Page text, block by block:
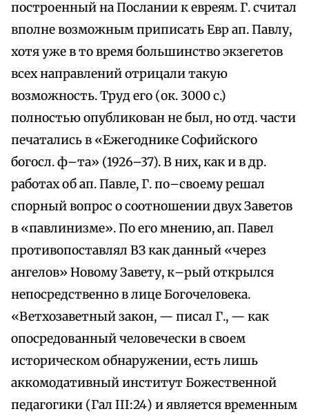
построенный на Послании к евреям. Г. считал
вполне возможным приписать Евр ап. Павлу,
хотя уже в то время большинство экзегетов
всех направлений отрицали такую
возможность. Труд его (ок. 3000 с.)
полностью опубликован не был, но отд. части
печатались в «Ежегоднике Софийского
богосл. ф–та» (1926–37). В них, как и в др.
работах об ап. Павле, Г. по–своему решал
спорный вопрос о соотношении двух Заветов
в «павлинизме». По его мнению, ап. Павел
противопоставлял ВЗ как данный «через
ангелов» Новому Завету, к–рый открылся
непосредственно в лице Богочеловека.
«Ветхозаветный закон, — писал Г., — как
опосредованный человечески в своем
историческом обнаружении, есть лишь
аккомодативный институт Божественной
педагогики (Гал III:24) и является временным